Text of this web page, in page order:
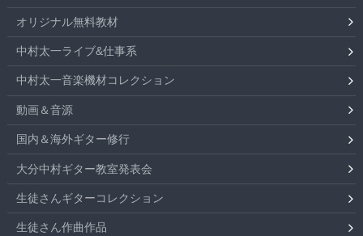
オリジナル無料教材
中村太一ライブ&仕事系
中村太一音楽機材コレクション
動画＆音源
国内＆海外ギター修行
大分中村ギター教室発表会
生徒さんギターコレクション
生徒さん作曲作品